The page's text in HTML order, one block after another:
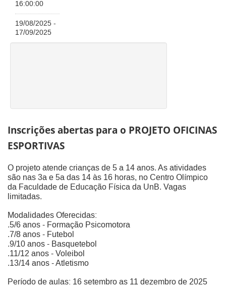
16:00:00
19/08/2025 -
17/09/2025
Inscrições abertas para o PROJETO OFICINAS
ESPORTIVAS
O projeto atende crianças de 5 a 14 anos. As atividades
são nas 3a e 5a das 14 às 16 horas, no Centro Olímpico
da Faculdade de Educação Física da UnB. Vagas
limitadas.
Modalidades Oferecidas:
.5/6 anos - Formação Psicomotora
.7/8 anos - Futebol
.9/10 anos - Basquetebol
.11/12 anos - Voleibol
.13/14 anos - Atletismo
Período de aulas: 16 setembro as 11 dezembro de 2025